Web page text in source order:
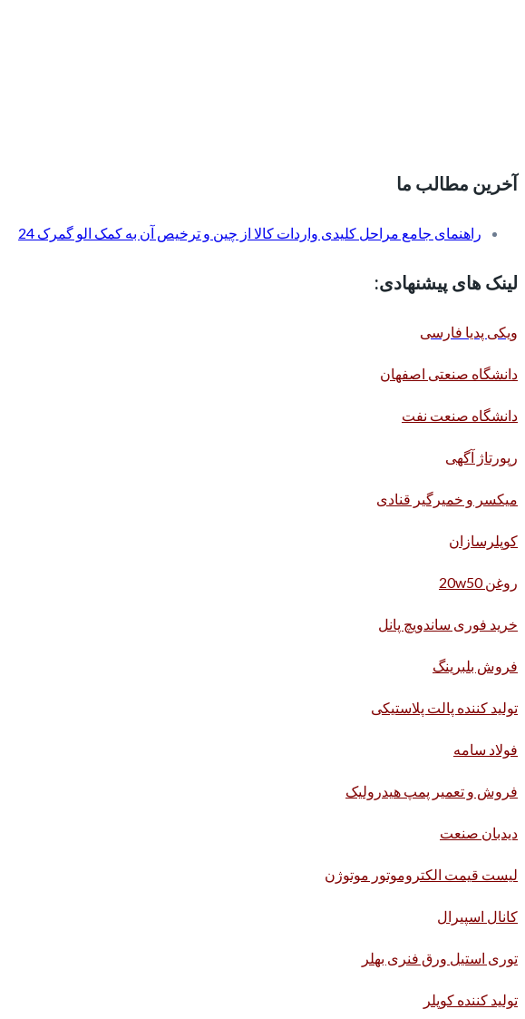
آخرین مطالب ما
راهنمای جامع مراحل کلیدی واردات کالا از چین و ترخیص آن به کمک الو گمرک 24
لینک های پیشنهادی:
ویکی پدیا فارسی
دانشگاه صنعتی اصفهان
دانشگاه صنعت نفت
رپورتاژ آگهی
میکسر و خمیرگیر قنادی
کوپلرسازان
روغن 20w50
خرید فوری ساندویچ پانل
فروش بلبرینگ
تولید کننده پالت پلاستیکی
فولاد سامه
فروش و تعمیر پمپ هیدرولیک
دیدبان صنعت
لیست قیمت الکتروموتور موتوژن
کانال اسپیرال
توری استیل ورق فنری بهلر
تولید کننده کوپلر